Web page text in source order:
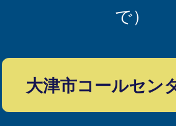
で）
大津市コールセン